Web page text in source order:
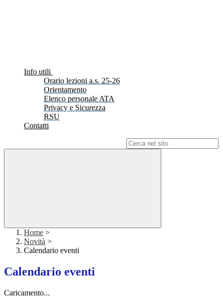
Info utili
Orario lezioni a.s. 25-26
Orientamento
Elenco personale ATA
Privacy e Sicurezza
RSU
Contatti
Home >
Novità >
Calendario eventi
Calendario eventi
Caricamento...